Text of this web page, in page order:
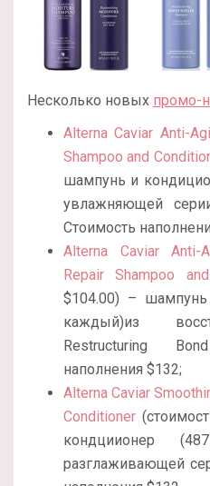
Несколько новых промо-
Alterna Caviar Anti-
Shampoo and
шампунь и
увлажняющей
Стоимость
Alterna Caviar Anti-
Repair Shampoo
$104.00) –
каждый)из
Restructuring
наполнения $132;
Alterna Caviar
Conditioner
кондциионер
разглаживающей